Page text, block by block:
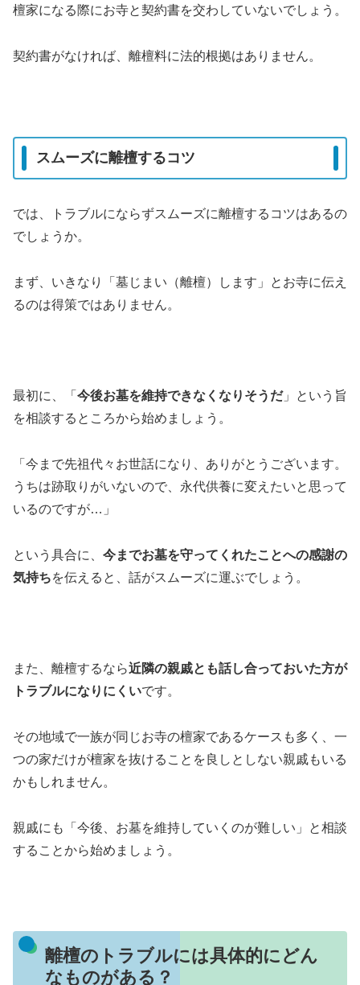
檀家になる際にお寺と契約書を交わしていないでしょう。
契約書がなければ、離檀料に法的根拠はありません。
スムーズに離檀するコツ
では、トラブルにならずスムーズに離檀するコツはあるの
でしょうか。
まず、いきなり「墓じまい（離檀）します」とお寺に伝え
るのは得策ではありません。
最初に、「 今後お墓を維持できなくなりそうだ」という旨
を相談するところから始めましょう。
「今まで先祖代々お世話になり、ありがとうございます。
うちは跡取りがいないので、永代供養に変えたいと思って
いるのですが…」
という具合に、 今までお墓を守ってくれたことへの感謝の
気持ちを伝えると、話がスムーズに運ぶでしょう。
また、離檀するなら近隣の親戚とも話し合っておいた方が
トラブルになりにくいです。
その地域で一族が同じお寺の檀家であるケースも多く、一
つの家だけが檀家を抜けることを良しとしない親戚もいる
かもしれません。
親戚にも「今後、お墓を維持していくのが難しい」と相談
することから始めましょう。
離檀のトラブルには具体的にどん
なものがある？